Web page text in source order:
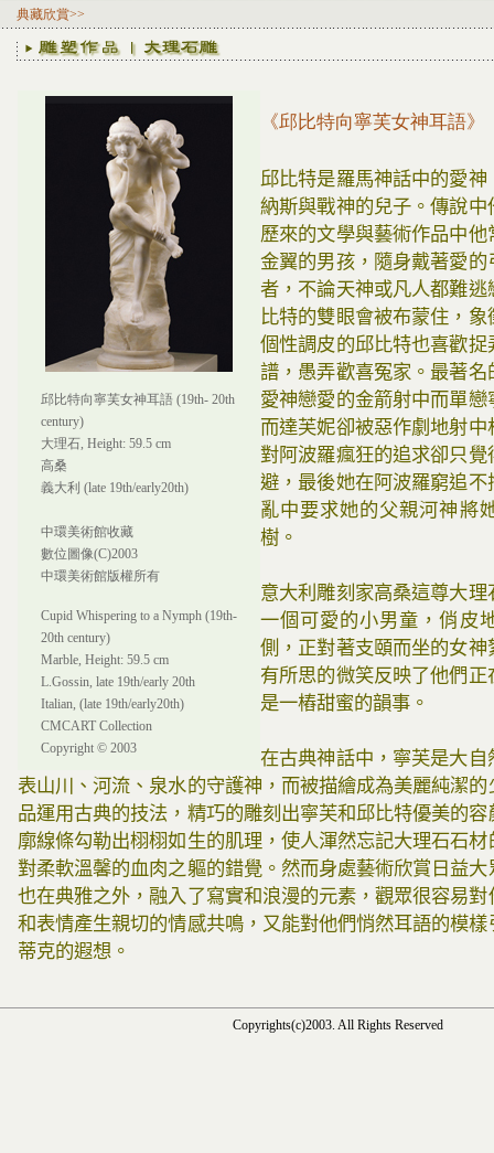
典藏欣賞>>
邱比特向寧芙女神耳語 (19th- 20th
century)
大理石, Height: 59.5 cm
高桑
義大利 (late 19th/early20th)
中環美術館收藏
數位圖像(C)2003
中環美術館版權所有
Cupid Whispering to a Nymph (19th-
20th century)
Marble, Height: 59.5 cm
L.Gossin, late 19th/early 20th
Italian, (late 19th/early20th)
CMCART Collection
Copyright © 2003
《邱比特向寧芙女神耳語》
邱比特是羅馬神話中的愛
納斯與戰神的兒子。傳說
歷來的文學與藝術作品中
金翼的男孩，隨身戴著愛
者，不論天神或凡人都難
比特的雙眼會被布蒙住，
個性調皮的邱比特也喜歡
譜，愚弄歡喜冤家。最著
愛神戀愛的金箭射中而單
而達芙妮卻被惡作劇地射
對阿波羅瘋狂的追求卻只
避，最後她在阿波羅窮追
亂中要求她的父親河神將
樹。
意大利雕刻家高桑這尊大
一個可愛的小男童，俏皮
側，正對著支頤而坐的女
有所思的微笑反映了他們
是一樁甜蜜的韻事。
在古典神話中，寧芙是大
表山川、河流、泉水的守護神，而被描繪成為美麗純潔
品運用古典的技法，精巧的雕刻出寧芙和邱比特優美的
廓線條勾勒出栩栩如生的肌理，使人渾然忘記大理石石
對柔軟溫馨的血肉之軀的錯覺。然而身處藝術欣賞日益
也在典雅之外，融入了寫實和浪漫的元素，觀眾很容易
和表情產生親切的情感共鳴，又能對他們悄然耳語的模
蒂克的遐想。
Copyrights(c)2003. All Rights Reserved